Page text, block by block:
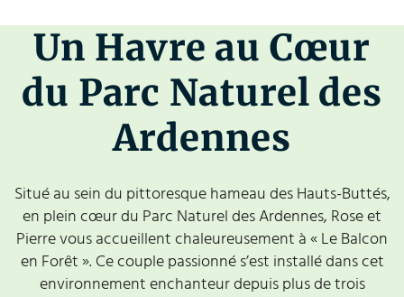
Un Havre au Cœur
du Parc Naturel des
Ardennes
Situé au sein du pittoresque hameau des Hauts-Buttés,
en plein cœur du Parc Naturel des Ardennes, Rose et
Pierre vous accueillent chaleureusement à « Le Balcon
en Forêt ». Ce couple passionné s’est installé dans cet
environnement enchanteur depuis plus de trois